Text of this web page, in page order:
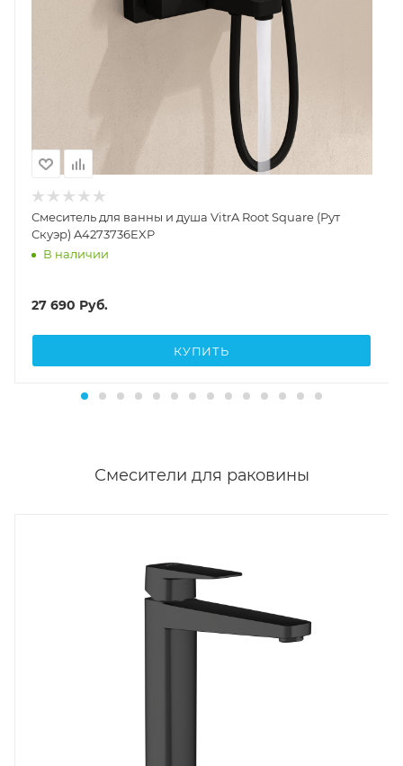
Смеситель для ванны и душа VitrA Root Square (Рут
Скуэр) A4273736EXP
В наличии
27 690 Руб.
КУПИТЬ
Смесители для раковины